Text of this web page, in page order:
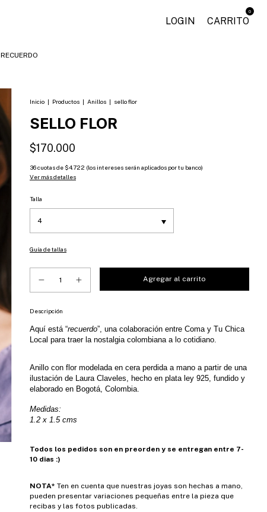
LOGIN CARRITO
0
RECUERDO
Inicio | Productos | Anillos | sello flor
SELLO FLOR
$170.000
36cuotas de $4.722 (los intereses serán aplicados por tu banco)
Ver más detalles
Talla
Guía de tallas
Descripción
Aquí está “recuerdo”, una colaboración entre Coma y Tu Chica
Local para traer la nostalgia colombiana a lo cotidiano.
Anillo con flor modelada en cera perdida a mano a partir de una
ilustación de Laura Claveles, hecho en plata ley 925, fundido y
elaborado en Bogotá, Colombia.
Medidas:
1.2 x 1.5 cms
Todos los pedidos son en preorden y se entregan entre 7-
10 dias :)
NOTA* Ten en cuenta que nuestras joyas son hechas a mano,
pueden presentar variaciones pequeñas entre la pieza que
recibas y las fotos publicadas.